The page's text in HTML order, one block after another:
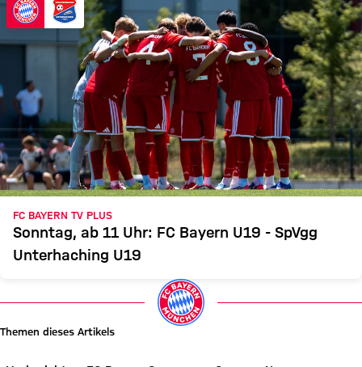
FC BAYERN TV PLUS
Sonntag, ab 11 Uhr: FC Bayern U19 - SpVgg
Unterhaching U19
Themen dieses Artikels